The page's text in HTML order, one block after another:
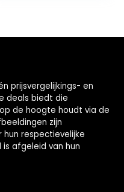
prijsvergelijkings- en
deals biedt die
de hoogte houdt via de
zijn
respectievelijke
afgeleid van hun